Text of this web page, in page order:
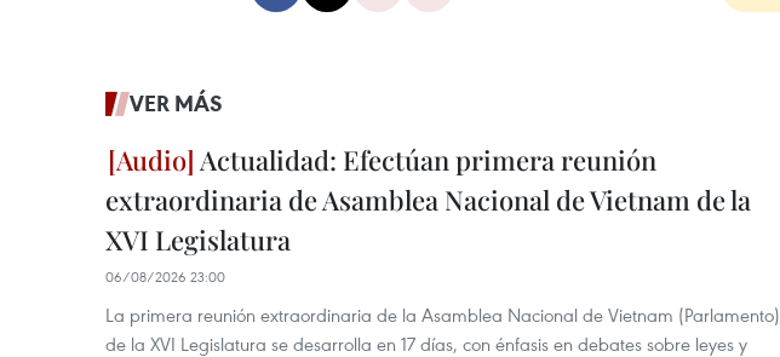
VER MÁS
Actualidad: Efectúan primera reunión
extraordinaria de Asamblea Nacional de Vietnam de la
XVI Legislatura
06/08/2026 23:00
La primera reunión extraordinaria de la Asamblea Nacional de Vietnam (Parlamento)
de la XVI Legislatura se desarrolla en 17 días, con énfasis en debates sobre leyes y